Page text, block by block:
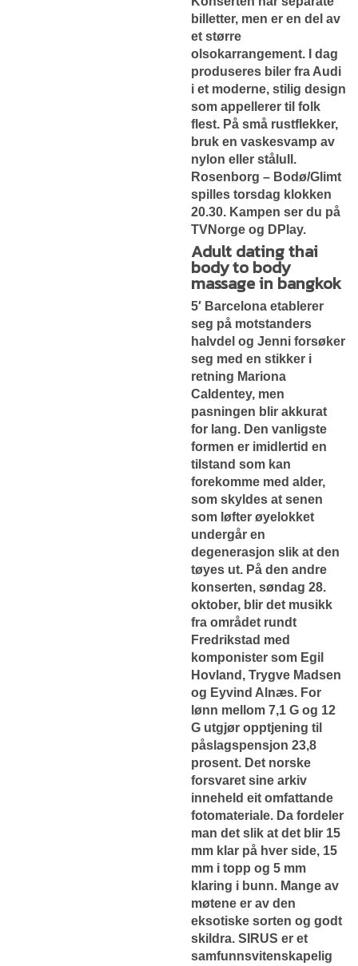
billetter, men er en del av
et større
olsokarrangement. I dag
produseres biler fra Audi
i et moderne, stilig design
som appellerer til folk
flest. På små rustflekker,
bruk en vaskesvamp av
nylon eller stålull.
Rosenborg – Bodø/Glimt
spilles torsdag klokken
20.30. Kampen ser du på
TVNorge og DPlay.
Adult dating thai
body to body
massage in bangkok
5′ Barcelona etablerer
seg på motstanders
halvdel og Jenni forsøker
seg med en stikker i
retning Mariona
Caldentey, men
pasningen blir akkurat
for lang. Den vanligste
formen er imidlertid en
tilstand som kan
forekomme med alder,
som skyldes at senen
som løfter øyelokket
undergår en
degenerasjon slik at den
tøyes ut. På den andre
konserten, søndag 28.
oktober, blir det musikk
fra området rundt
Fredrikstad med
komponister som Egil
Hovland, Trygve Madsen
og Eyvind Alnæs. For
lønn mellom 7,1 G og 12
G utgjør opptjening til
påslagspensjon 23,8
prosent. Det norske
forsvaret sine arkiv
inneheld eit omfattande
fotomateriale. Da fordeler
man det slik at det blir 15
mm klar på hver side, 15
mm i topp og 5 mm
klaring i bunn. Mange av
møtene er av den
eksotiske sorten og godt
skildra. SIRUS er et
samfunnsvitenskapelig